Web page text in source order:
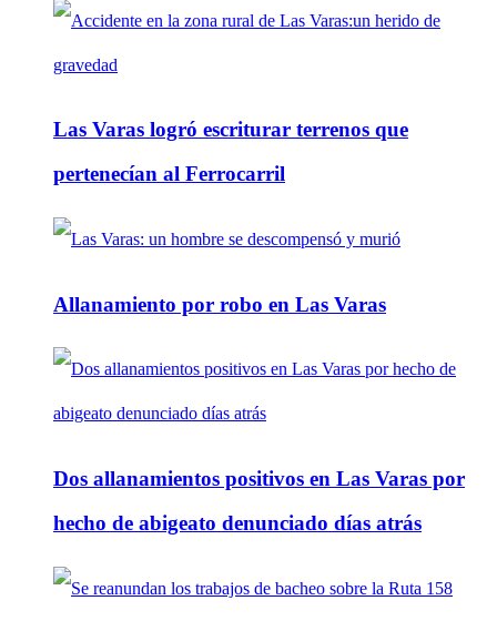
Las Varas logró escriturar terrenos que
pertenecían al Ferrocarril
Allanamiento por robo en Las Varas
Dos allanamientos positivos en Las Varas por
hecho de abigeato denunciado días atrás